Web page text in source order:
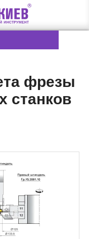
фрезы
станков